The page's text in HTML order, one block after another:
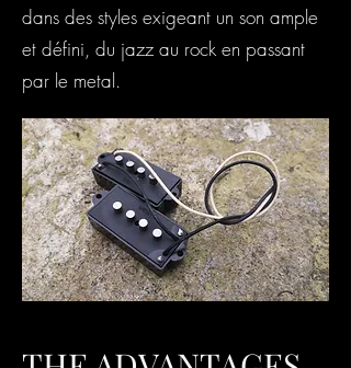
dans des styles exigeant un son ample
et défini, du jazz au rock en passant
par le metal.